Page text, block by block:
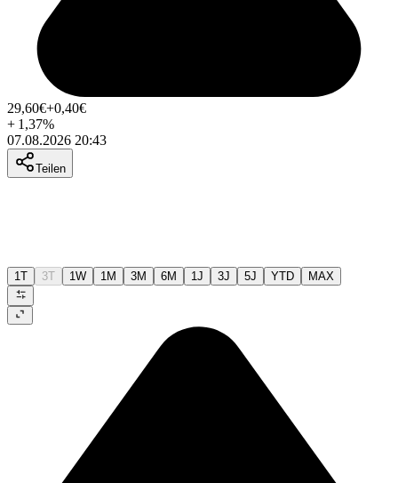
29,60€+0,40€
+ 1,37%
07.08.2026 20:43
Teilen
1T 3T 1W 1M 3M 6M 1J 3J 5J YTD MAX